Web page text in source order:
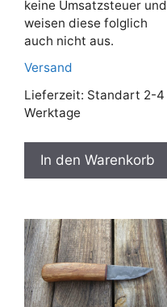
keine Umsatzsteuer und
weisen diese folglich
auch nicht aus.
Versand
Lieferzeit: Standart 2-4
Werktage
In den Warenkorb